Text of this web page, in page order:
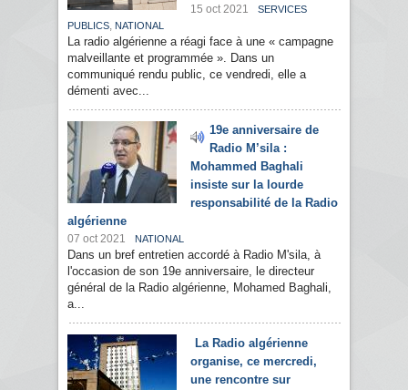
15 oct 2021
SERVICES
PUBLICS, NATIONAL
La radio algérienne a réagi face à une « campagne
malveillante et programmée ». Dans un
communiqué rendu public, ce vendredi, elle a
démenti avec...
19e anniversaire de
Radio M’sila :
Mohammed Baghali
insiste sur la lourde
responsabilité de la Radio
algérienne
07 oct 2021 NATIONAL
Dans un bref entretien accordé à Radio M'sila, à
l'occasion de son 19e anniversaire, le directeur
général de la Radio algérienne, Mohamed Baghali,
a...
La Radio algérienne
organise, ce mercredi,
une rencontre sur